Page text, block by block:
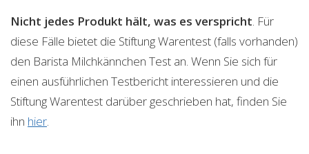
Nicht jedes Produkt hält, was es verspricht. Für
diese Fälle bietet die Stiftung Warentest (falls vorhanden)
den Barista Milchkännchen Test an. Wenn Sie sich für
einen ausführlichen Testbericht interessieren und die
Stiftung Warentest darüber geschrieben hat, finden Sie
ihn hier.